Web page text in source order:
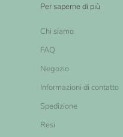
Per saperne di più
Chi siamo
FAQ
Negozio
Informazioni di contatto
Spedizione
Resi